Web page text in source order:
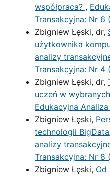
współpraca? ,
Transakcyjna: Nr 6
Zbigniew Łęski, dr,
użytkownika
analizy
Transakcyjna: Nr 4
Zbigniew Łęski, dr,
uczeń w
Edukacyjna
Zbigniew Łęski,
technologii
analizy
Transakcyjna: Nr 8
Zbigniew Łęski, Od